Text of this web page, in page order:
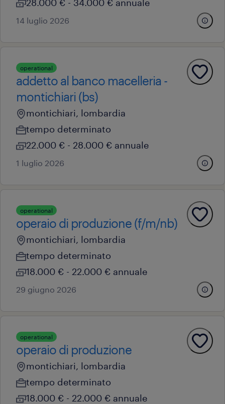
28.000 € - 34.000 € annuale
14 luglio 2026
operational
addetto al banco macelleria -
montichiari (bs)
montichiari, lombardia
tempo determinato
22.000 € - 28.000 € annuale
1 luglio 2026
operational
operaio di produzione (f/m/nb)
montichiari, lombardia
tempo determinato
18.000 € - 22.000 € annuale
29 giugno 2026
operational
operaio di produzione
montichiari, lombardia
tempo determinato
18.000 € - 22.000 € annuale